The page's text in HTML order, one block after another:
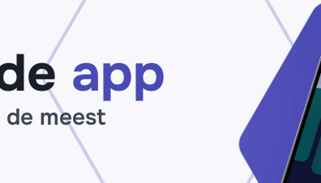
app
meest